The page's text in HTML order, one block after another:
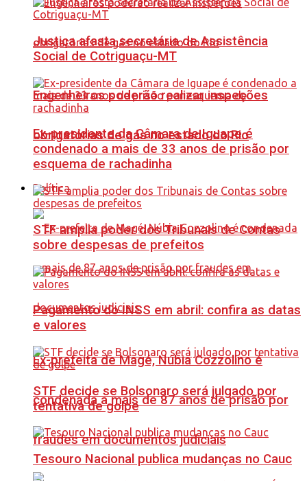
Engenheiros poderão realizar inspeções
obrigatórias de gás no estado do Rio
Política
Ex-prefeita de Magé, Núbia Cozzolino é
condenada a mais de 87 anos de prisão por
fraudes em documentos judiciais
Justiça afasta secretária de Assistência
Social de Cotriguaçu-MT
Ex-presidente da Câmara de Iguape é
condenado a mais de 33 anos de prisão por
esquema de rachadinha
STF amplia poder dos Tribunais de Contas
sobre despesas de prefeitos
Pagamento do INSS em abril: confira as datas
e valores
STF decide se Bolsonaro será julgado por
tentativa de golpe
Tesouro Nacional publica mudanças no Cauc